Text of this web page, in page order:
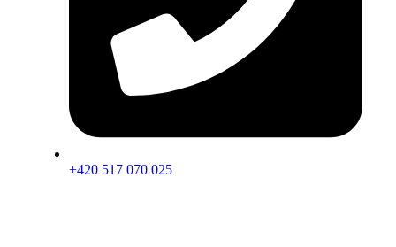
+420 517 070 025